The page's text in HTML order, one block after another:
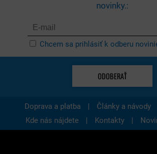
novinky.:
Chcem sa prihlásiť k odberu
ODOBERAŤ
Doprava a platba | Články a návody
Kde nás nájdete
| Kontakty |